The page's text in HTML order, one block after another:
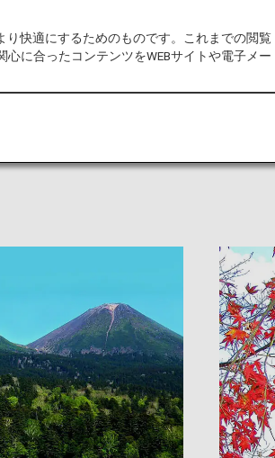
用した商業都市が繁栄し、港町が多数
り快適にするためのものです。これまでの閲覧
に合ったコンテンツをWEBサイトや電子メー